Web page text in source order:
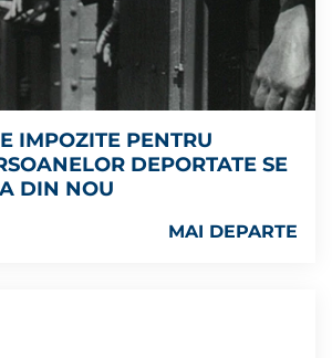
IMPOZITE PENTRU
DEPORTATE SE
DIN NOU
MAI DEPARTE